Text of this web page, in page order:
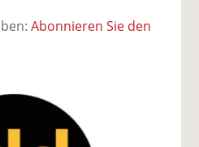
Abonnieren Sie den